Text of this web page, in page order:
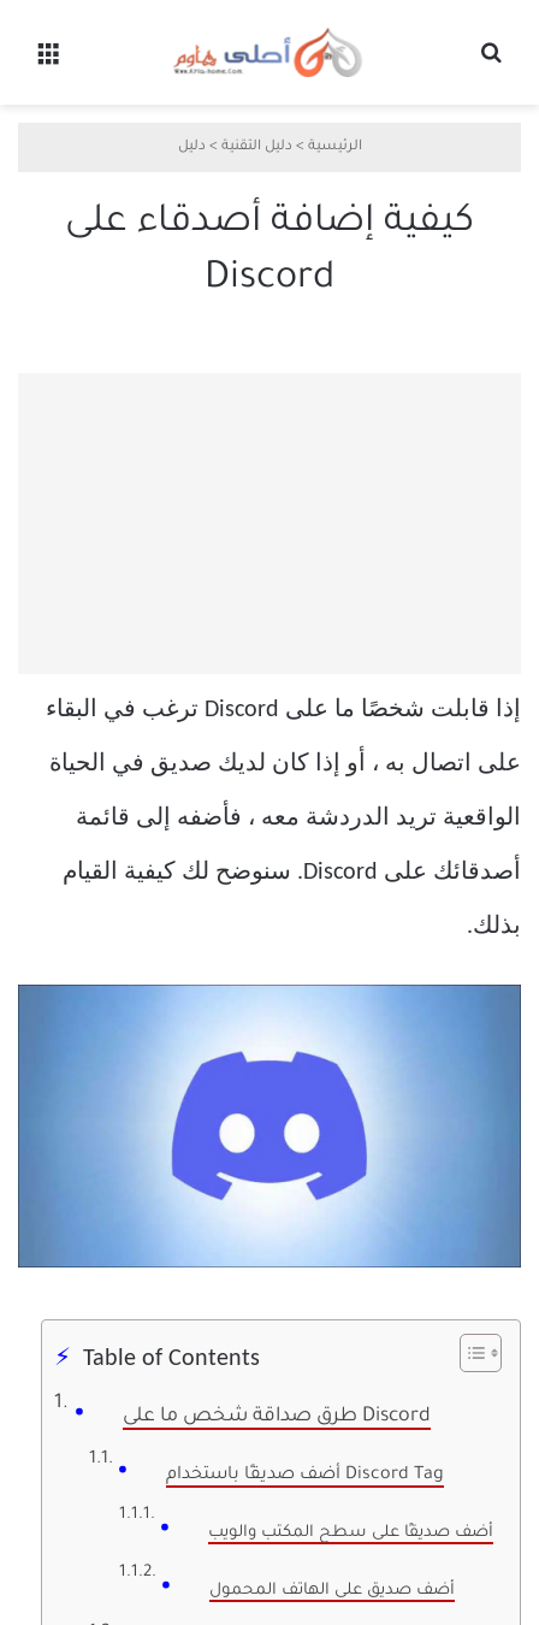
الرئيسية > دليل التقنية > دليل
كيفية إضافة أصدقاء على
Discord
إذا قابلت شخصًا ما على Discord ترغب في البقاء
على اتصال به ، أو إذا كان لديك صديق في الحياة
الواقعية تريد الدردشة معه ، فأضفه إلى قائمة
أصدقائك على Discord. سنوضح لك كيفية القيام
بذلك.
Table of Contents
طرق صداقة شخص ما على Discord
أضف صديقًا باستخدام Discord Tag
أضف صديقًا على سطح المكتب والويب
أضف صديق على الهاتف المحمول